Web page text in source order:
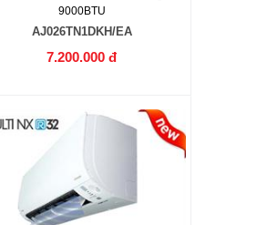
9000BTU
AJ026TN1DKH/EA
7.200.000 đ